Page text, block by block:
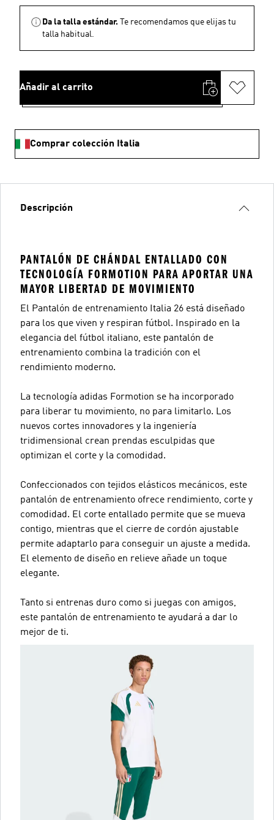
Da la talla estándar.
Te recomendamos que elijas tu
talla habitual.
Añadir al carrito
Comprar colección Italia
Descripción
PANTALÓN DE CHÁNDAL ENTALLADO CON
TECNOLOGÍA FORMOTION PARA APORTAR UNA
MAYOR LIBERTAD DE MOVIMIENTO
El Pantalón de entrenamiento Italia 26 está diseñado
para los que viven y respiran fútbol. Inspirado en la
elegancia del fútbol italiano, este pantalón de
entrenamiento combina la tradición con el
rendimiento moderno.
La tecnología adidas Formotion se ha incorporado
para liberar tu movimiento, no para limitarlo. Los
nuevos cortes innovadores y la ingeniería
tridimensional crean prendas esculpidas que
optimizan el corte y la comodidad.
Confeccionados con tejidos elásticos mecánicos, este
pantalón de entrenamiento ofrece rendimiento, corte y
comodidad. El corte entallado permite que se mueva
contigo, mientras que el cierre de cordón ajustable
permite adaptarlo para conseguir un ajuste a medida.
El elemento de diseño en relieve añade un toque
elegante.
Tanto si entrenas duro como si juegas con amigos,
este pantalón de entrenamiento te ayudará a dar lo
mejor de ti.